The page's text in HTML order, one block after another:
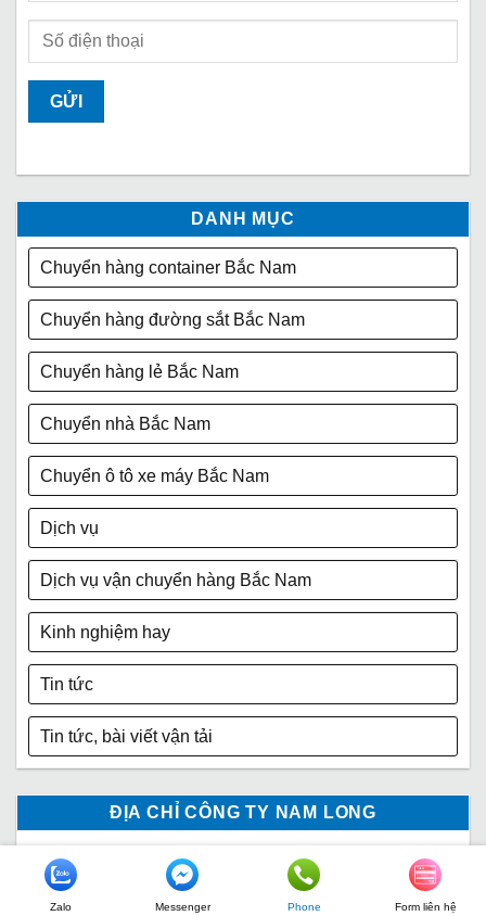
DANH MỤC
Chuyển hàng container Bắc Nam
Chuyển hàng đường sắt Bắc Nam
Chuyển hàng lẻ Bắc Nam
Chuyển nhà Bắc Nam
Chuyển ô tô xe máy Bắc Nam
Dịch vụ
Dịch vụ vận chuyển hàng Bắc Nam
Kinh nghiệm hay
Tin tức
Tin tức, bài viết vận tải
ĐỊA CHỈ CÔNG TY NAM LONG
Zalo Messenger Phone Form liên hệ